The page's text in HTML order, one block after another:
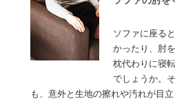
ソファに座る
かったり、肘
枕代わりに寝
でしょうか。
も、意外と生地の擦れや汚れが目